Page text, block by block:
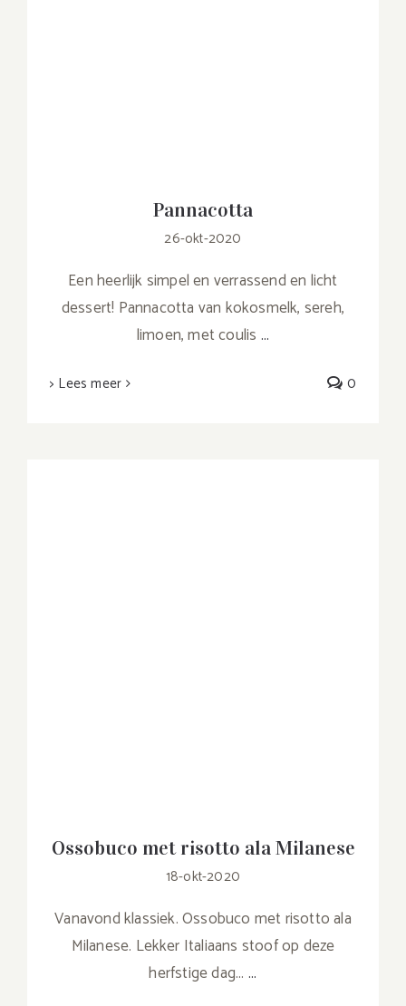
Pannacotta
26-okt-2020
Een heerlijk simpel en verrassend en licht
dessert! Pannacotta van kokosmelk, sereh,
limoen, met coulis ...
> Lees meer 0
Ossobuco met risotto ala Milanese
18-okt-2020
Vanavond klassiek. Ossobuco met risotto ala
Milanese. Lekker Italiaans stoof op deze
herfstige dag... ...